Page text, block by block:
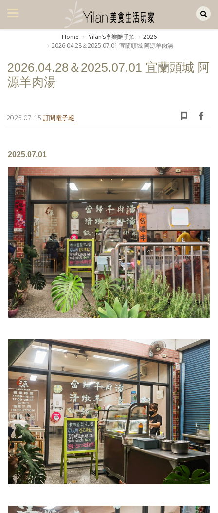
美食集
廚房集
旅遊集
書房集
日記簿
餐桌週記
享樂隨手拍
照相簿
影音區
創意出版服務
歷史區
關於Yilan
活動實況記錄
媒體報導一覽
合作與代言
訂閱電子報
Home Yilanʼs享樂隨手拍
2026
2026.04.28＆2025.07.01 宜蘭頭城 阿源羊肉湯
2026.04.28＆2025.07.01 宜蘭頭城 阿
源羊肉湯
2025-07-15 訂閱電子報
2025.07.01